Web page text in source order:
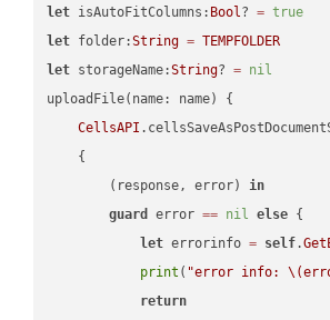
let isAutoFitColumns: Bool? = true
let folder:String = TEMPFOLDER
let storageName:String? = nil
uploadFile(name: name) {
CellsAPI
    {
        (response, error)
in
guard
error == nil else {
let errorinfo = self.
print ( "error info:
return